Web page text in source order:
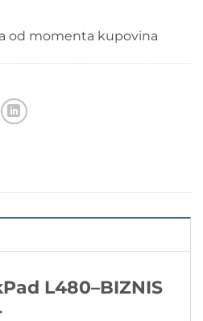
od momenta kupovina
L480–BIZNIS